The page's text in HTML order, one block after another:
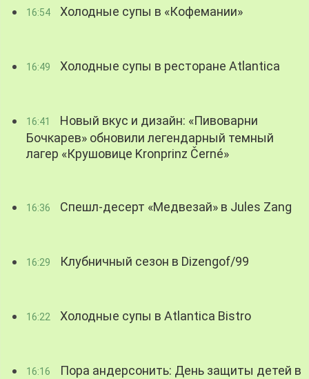
16:54 Холодные супы в «Кофемании»
16:49 Холодные супы в ресторане Atlantica
16:41
Новый вкус и дизайн: «Пивоварни
Бочкарев» обновили легендарный темный
лагер «Крушовице Kronprinz Černé»
16:36 Спешл-десерт «Медвезай» в Jules Zang
16:29 Клубничный сезон в Dizengof/99
16:22 Холодные супы в Atlantica Bistro
16:16
Пора андерсонить: День защиты детей в